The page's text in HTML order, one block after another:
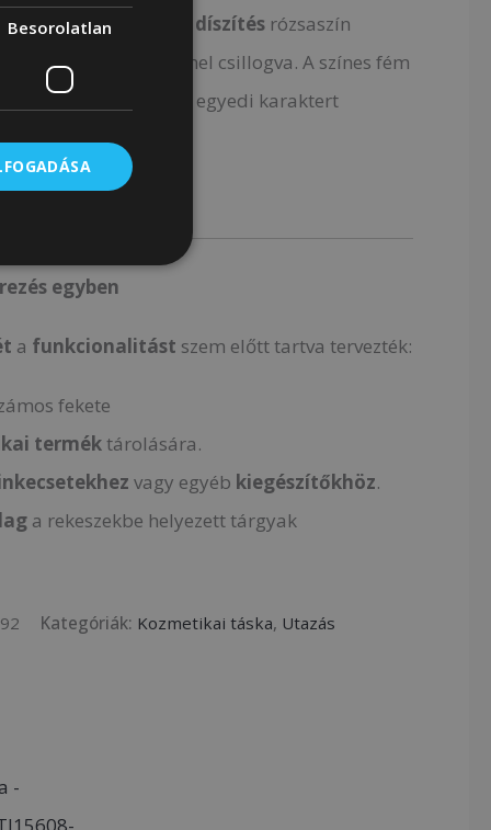
Fogantyú díszítés rózsaszín
hatással, sok színnel csillogva. A színes fém
dekoratív medálok egyedi karaktert
egyben
a funkcionalitást szem előtt tartva tervezték:
fekete
terméktárolására.
vagy egyéb kiegészítőkhöz.
a rekeszekbe helyezett tárgyak
Kategóriák: Kozmetikai táska, Utazás
Besorolatlan